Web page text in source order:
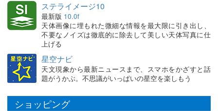
ステライメージ10
最新版 10.0f
天体画像に埋もれた微細な情報を最大限に引き出し、
不要なノイズは徹底的に除去して美しい天体写真に仕
上げる
星空ナビ
天文現象から最新ニュースまで、スマホをかざすと話
題がうかぶ。不思議がいっぱいの星空を楽しもう
ショッピング